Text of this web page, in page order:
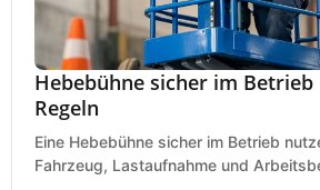
Hebebühne sicher im
Regeln
Eine Hebebühne sicher im Betrieb
Fahrzeug, Lastaufnahme und